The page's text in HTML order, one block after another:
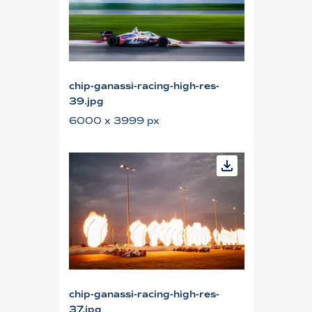
chip-ganassi-racing-high-res-
39.jpg
6000 x 3999 px
chip-ganassi-racing-high-res-
37.jpg